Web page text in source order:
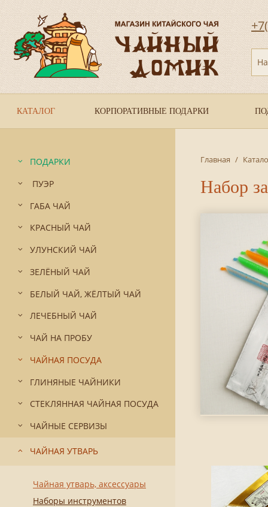
КАТАЛОГ КОРПОРАТИВНЫЕ ПОДАРКИ
ПОДАРКИ
ПУЭР
ГАБА ЧАЙ
КРАСНЫЙ ЧАЙ
УЛУНСКИЙ ЧАЙ
ЗЕЛЁНЫЙ ЧАЙ
БЕЛЫЙ ЧАЙ, ЖЁЛТЫЙ ЧАЙ
ЛЕЧЕБНЫЙ ЧАЙ
ЧАЙ НА ПРОБУ
ЧАЙНАЯ ПОСУДА
ГЛИНЯНЫЕ ЧАЙНИКИ
СТЕКЛЯННАЯ ЧАЙНАЯ ПОСУДА
ЧАЙНЫЕ СЕРВИЗЫ
ЧАЙНАЯ УТВАРЬ
Чайная утварь, аксессуары
Наборы инструментов
Главная /
Набор